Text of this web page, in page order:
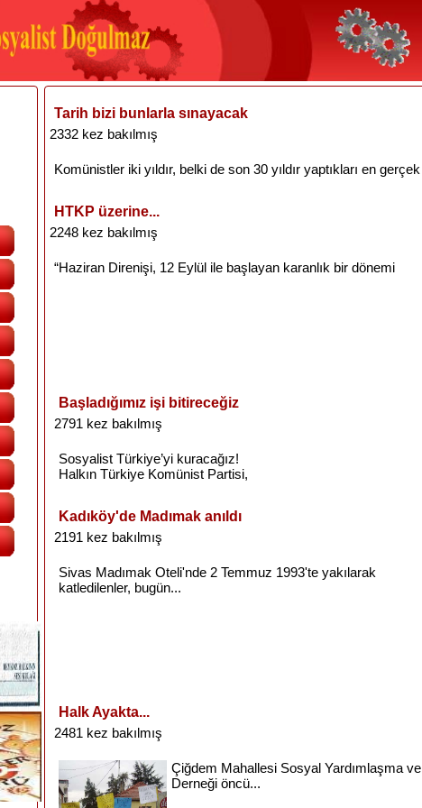
Tarih bizi bunlarla sınayacak
2332 kez bakılmış
Komünistler iki yıldır, belki de son 30 yıldır yaptıkları en gerçek
HTKP üzerine...
2248 kez bakılmış
“Haziran Direnişi, 12 Eylül ile başlayan karanlık bir dönemi
Başladığımız işi bitireceğiz
2791 kez bakılmış
Sosyalist Türkiye’yi kuracağız!
Halkın Türkiye Komünist Partisi,
Kadıköy'de Madımak anıldı
2191 kez bakılmış
Sivas Madımak Oteli'nde 2 Temmuz 1993'te yakılarak
katledilenler, bugün...
Halk Ayakta...
2481 kez bakılmış
Çiğdem Mahallesi Sosyal Yardımlaşma ve
Derneği öncü...